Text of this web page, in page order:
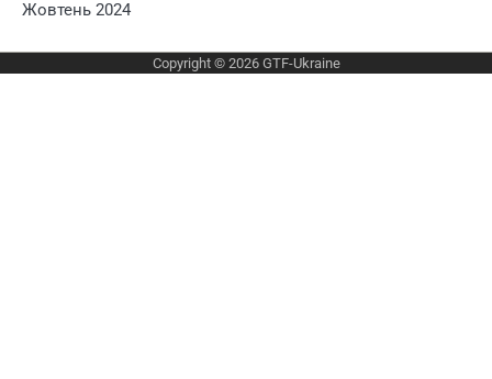
Жовтень 2024
Copyright © 2026 GTF-Ukraine